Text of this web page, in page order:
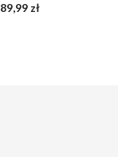
89,99 zł